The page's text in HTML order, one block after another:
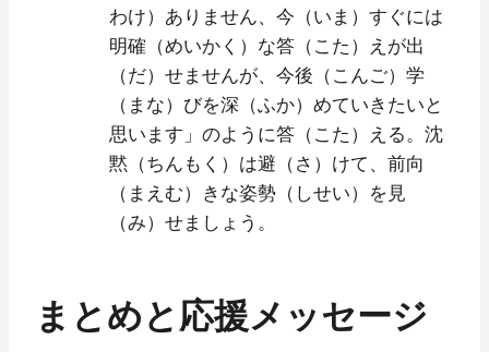
わけ）ありません、今（いま）すぐには
明確（めいかく）な答（こた）えが出
（だ）せませんが、今後（こんご）学
（まな）びを深（ふか）めていきたいと
思います」のように答（こた）える。沈
黙（ちんもく）は避（さ）けて、前向
（まえむ）きな姿勢（しせい）を見
（み）せましょう。
まとめと応援メッセージ